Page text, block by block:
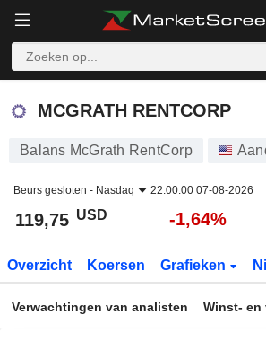
MCGRATH RENTCORP
MCGRATH RENTCORP
Balans McGrath RentCorp
Beurs gesloten - Nasdaq 22:00:00 07-08-2026
119,75 USD -1,64%
Overzicht Koersen Grafieken
Verwachtingen van analisten Winst- en